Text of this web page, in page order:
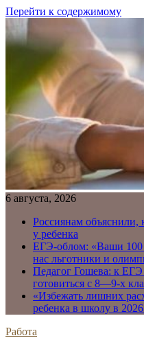
Перейти к содержимому
6 августа, 2026
Россиянам объяснили,
у ребенка
ЕГЭ-облом: «Ваши 100
нас льготники и
Педагог Гошева: к
готовиться с 8—9-х
«Избежать лишних
ребенка в школу в
Работа